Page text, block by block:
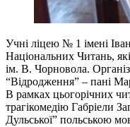
Учні ліцею № 1 імені
Національних Читань, які
ім. В. Чорновола.
“Відродження” – пані
В рамках цьогорічних
трагікомедію Габріели
Дульської” польською